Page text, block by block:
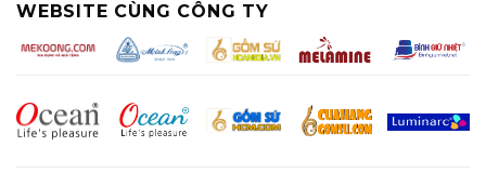
WEBSITE CÙNG CÔNG TY